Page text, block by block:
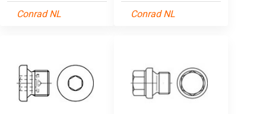
Conrad NL
Conrad NL